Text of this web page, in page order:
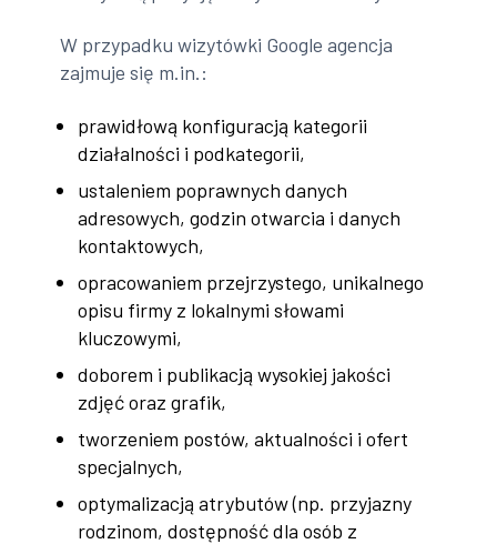
W przypadku wizytówki Google agencja
zajmuje się m.in.:
prawidłową konfiguracją kategorii
działalności i podkategorii,
ustaleniem poprawnych danych
adresowych, godzin otwarcia i danych
kontaktowych,
opracowaniem przejrzystego, unikalnego
opisu firmy z lokalnymi słowami
kluczowymi,
doborem i publikacją wysokiej jakości
zdjęć oraz grafik,
tworzeniem postów, aktualności i ofert
specjalnych,
optymalizacją atrybutów (np. przyjazny
rodzinom, dostępność dla osób z